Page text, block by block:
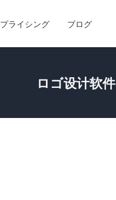
プライシング ブログ
ロゴ设计软件